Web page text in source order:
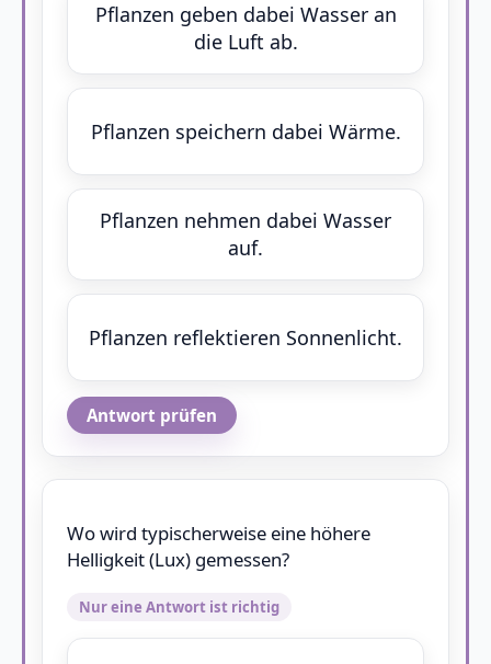
Pflanzen geben dabei Wasser an
die Luft ab.
Pflanzen speichern dabei Wärme.
Pflanzen nehmen dabei Wasser
auf.
Pflanzen reflektieren Sonnenlicht.
Antwort prüfen
Wo wird typischerweise eine höhere
Helligkeit (Lux) gemessen?
Nur eine Antwort ist richtig